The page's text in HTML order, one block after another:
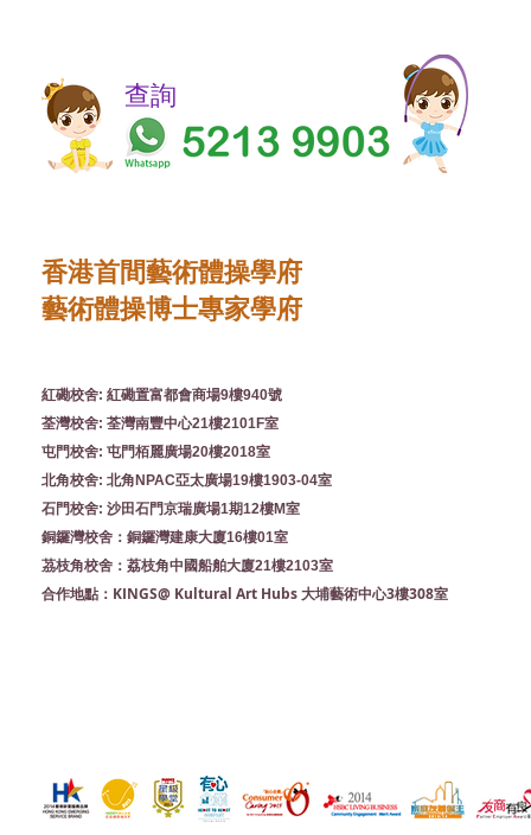
​​查詢
香港首間藝術體操學府
藝術體操博士專家學府
紅磡校舍: 紅磡置富都會商場9樓940號
荃灣校舍: 荃灣南豐中心21樓2101F室
屯門校舍: 屯門栢麗廣場20樓2018室
北角校舍: 北角NPAC亞太廣場19樓1903-04室
石門校舍: 沙田石門京瑞廣場1期12樓M室
銅鑼灣校舍：銅鑼灣建康大廈16樓01室
茘枝角校舍：荔枝角中國船舶大廈21樓2103室
合作地點： KINGS@ Kultural Art Hubs 大埔藝術中心3樓308室